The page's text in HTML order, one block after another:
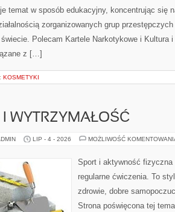
temat w sposób edukacyjny, koncentrując się
zorganizowanych grup
świecie. Polecam Kartele Narkotykowe i Kultura
z […]
KOSMETYKI
I WYTRZYMAŁOŚĆ
LIP - 4 - 2026 MOŻLIWOŚĆ
Sport i aktywność
regularne ćwiczenia. To
zdrowie, dobre
Strona poświęcona tej